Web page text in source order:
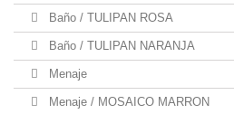
Baño / TULIPAN ROSA
Baño / TULIPAN NARANJA
Menaje
Menaje / MOSAICO MARRON